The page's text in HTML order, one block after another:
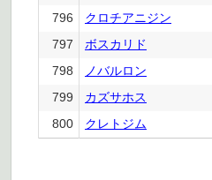
796
クロチアニジン
797
ボスカリド
798
ノバルロン
799
カズサホス
800
クレトジム